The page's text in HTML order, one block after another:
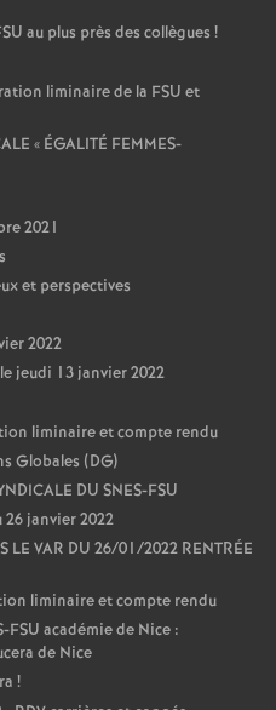
au plus près des collègues !
liminaire de la FSU et
« ÉGALITÉ FEMMES-
2021
et perspectives
2022
jeudi 13 janvier 2022
liminaire et compte rendu
Globales (DG)
DU SNES-FSU
26 janvier 2022
LE VAR DU 26/01/2022 RENTRÉE
liminaire et compte rendu
FSU académie de Nice :
de Nice
!